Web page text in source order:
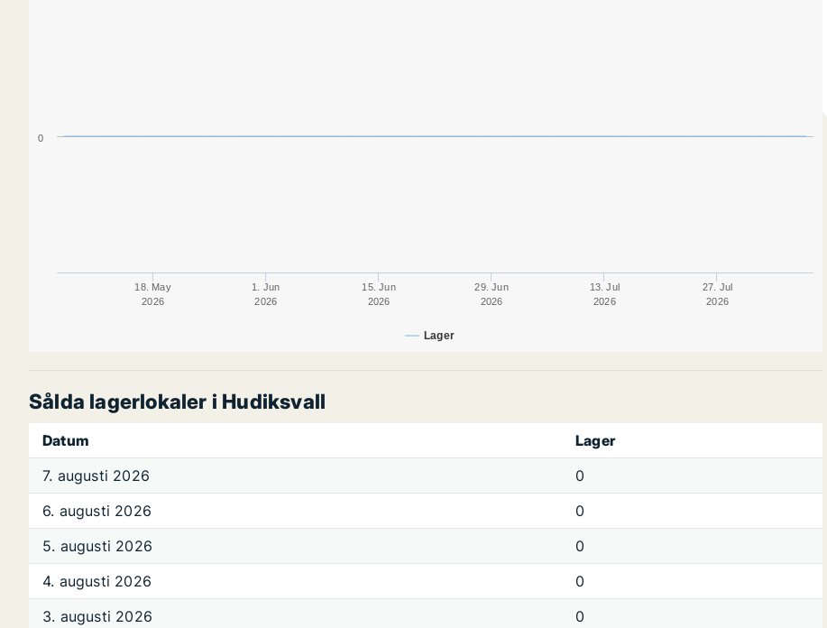
Lager
18. May
2026
1. Jun
2026
15. Jun
2026
29. Jun
2026
13. Jul
2026
27. Jul
2026
0
Sålda lagerlokaler i Hudiksvall
Datum
Lager
7. augusti 2026
0
6. augusti 2026
0
5. augusti 2026
0
4. augusti 2026
0
3. augusti 2026
0